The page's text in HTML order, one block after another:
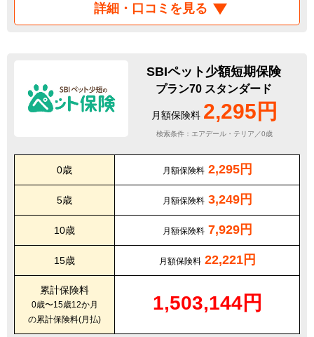
詳細・口コミを見る
SBIペット少額短期保険
プラン70 スタンダード
月額保険料 2,295円
検索条件：エアデール・テリア／0歳
0歳 月額保険料 2,295円
5歳 月額保険料 3,249円
10歳 月額保険料 7,929円
15歳 月額保険料 22,221円
累計保険料
0歳〜15歳12か月
の累計保険料(月払)
1,503,144円